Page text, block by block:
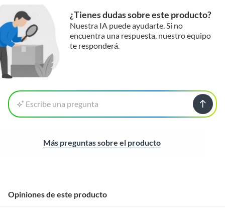
¿Tienes dudas sobre este producto?
Nuestra IA puede ayudarte. Si no
encuentra una respuesta, nuestro equipo
te responderá.
Escribe una pregunta
Más preguntas sobre el producto
Opiniones de este producto